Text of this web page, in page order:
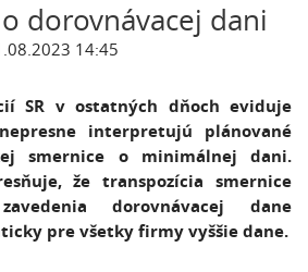
dorovnávacej dani
14:45
SR v ostatných dňoch eviduje
interpretujú plánované
smernice o minimálnej dani.
že transpozícia smernice
dorovnávacej dane
pre všetky firmy vyššie dane.